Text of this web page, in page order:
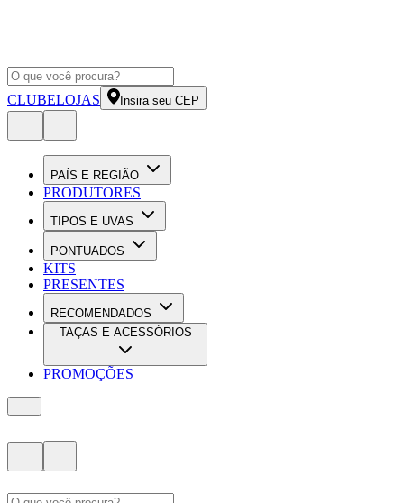
CLUBELOJAS Insira seu CEP
PAÍS E REGIÃO
PRODUTORES
TIPOS E UVAS
PONTUADOS
KITS
PRESENTES
RECOMENDADOS
TAÇAS E ACESSÓRIOS
PROMOÇÕES